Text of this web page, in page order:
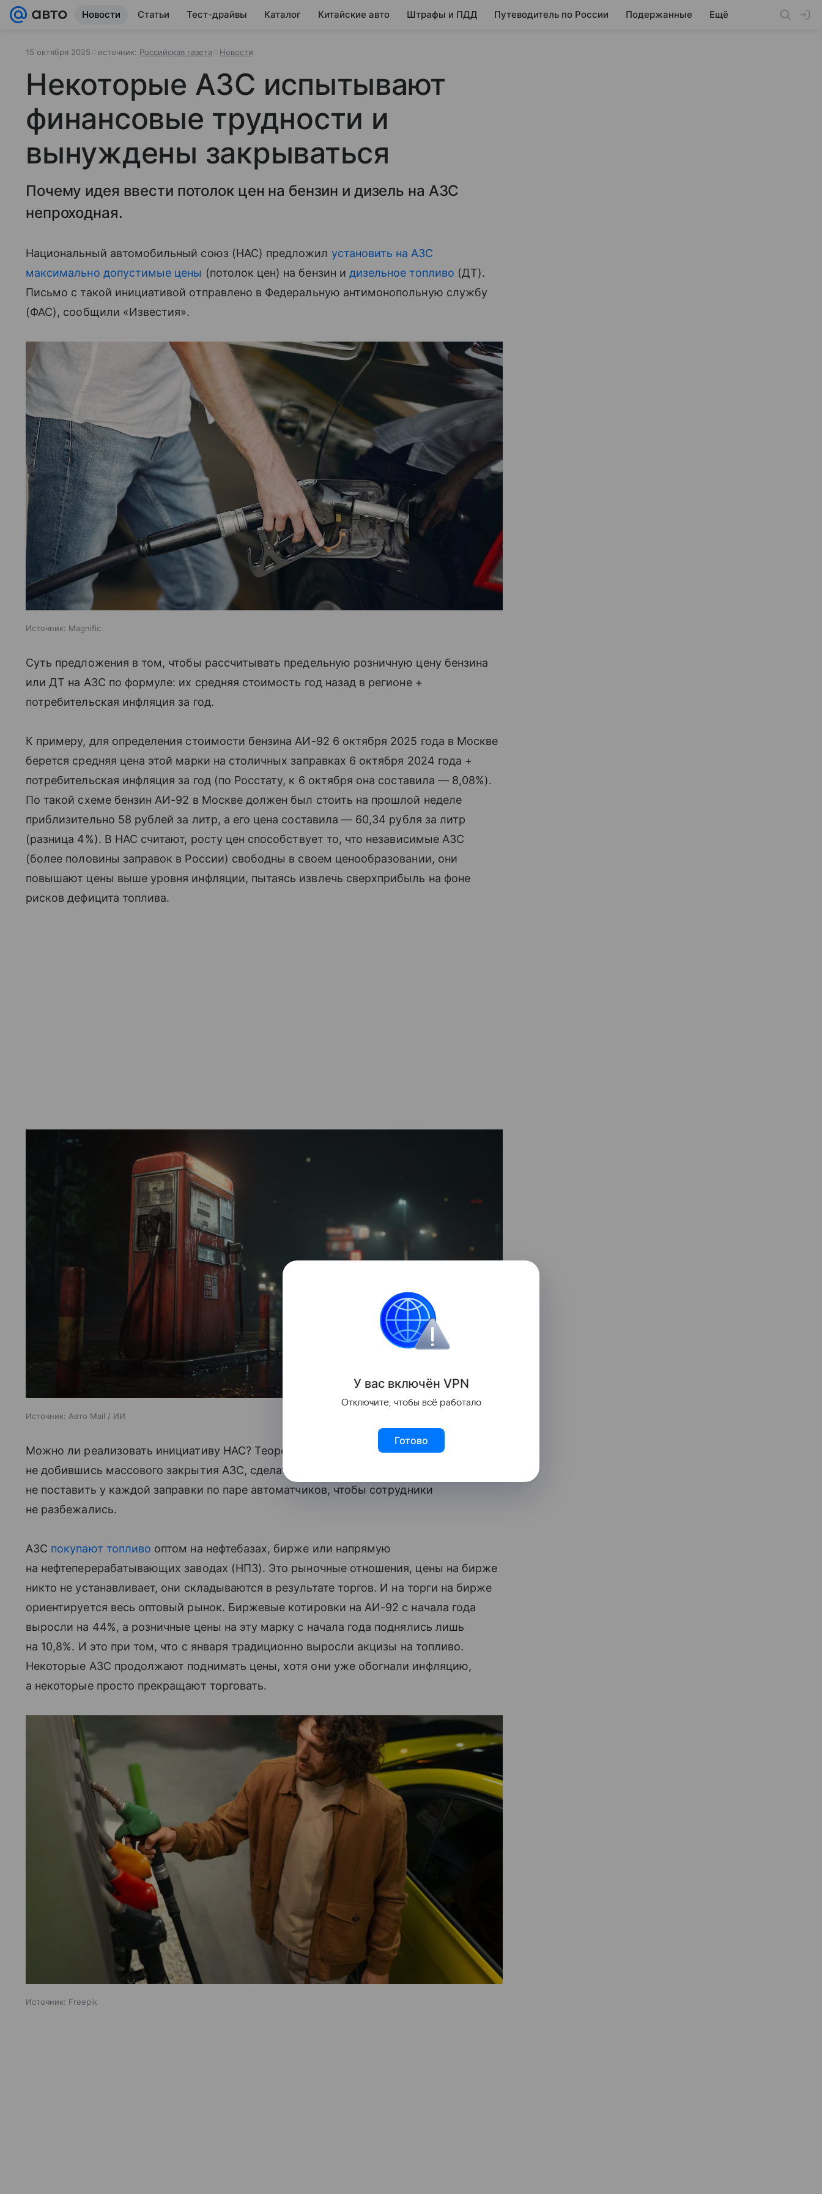
Новости Статьи Тест-драйвы Каталог Китайские авто Штрафы и ПДД Путеводитель по России Подержанные Ещё
15 октября 2025 источник: Российская газета Новости
Некоторые АЗС испытывают
финансовые трудности и
вынуждены закрываться
Почему идея ввести потолок цен на бензин и дизель на АЗС
непроходная.
Национальный автомобильный союз (НАС) предложил установить на АЗС
максимально допустимые цены (потолок цен) на бензин и дизельное топливо (ДТ).
Письмо с такой инициативой отправлено в Федеральную антимонопольную службу
(ФАС), сообщили «Известия».
Источник: Magnific
Суть предложения в том, чтобы рассчитывать предельную розничную цену бензина
или ДТ на АЗС по формуле: их средняя стоимость год назад в регионе +
потребительская инфляция за год.
К примеру, для определения стоимости бензина АИ-92 6 октября 2025 года в Москве
берется средняя цена этой марки на столичных заправках 6 октября 2024 года +
потребительская инфляция за год (по Росстату, к 6 октября она составила — 8,08%).
По такой схеме бензин АИ-92 в Москве должен был стоить на прошлой неделе
приблизительно 58 рублей за литр, а его цена составила — 60,34 рубля за литр
(разница 4%). В НАС считают, росту цен способствует то, что независимые АЗС
(более половины заправок в России) свободны в своем ценообразовании, они
повышают цены выше уровня инфляции, пытаясь извлечь сверхприбыль на фоне
рисков дефицита топлива.
Источник: Авто Mail / ИИ
Можно ли реализовать инициативу НАС? Теоретически, да. Но на практике,
не добившись массового закрытия АЗС, сделать это не получится, если только
не поставить у каждой заправки по паре автоматчиков, чтобы сотрудники
не разбежались.
АЗС покупают топливо оптом на нефтебазах, бирже или напрямую
на нефтеперерабатывающих заводах (НПЗ). Это рыночные отношения, цены на бирже
никто не устанавливает, они складываются в результате торгов. И на торги на бирже
ориентируется весь оптовый рынок. Биржевые котировки на АИ-92 с начала года
выросли на 44%, а розничные цены на эту марку с начала года поднялись лишь
на 10,8%. И это при том, что с января традиционно выросли акцизы на топливо.
Некоторые АЗС продолжают поднимать цены, хотя они уже обогнали инфляцию,
а некоторые просто прекращают торговать.
Источник: Freepik
У вас включён VPN
Отключите, чтобы всё работало
Готово